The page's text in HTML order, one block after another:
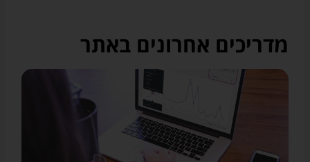
מדריכים אחרונים באתר